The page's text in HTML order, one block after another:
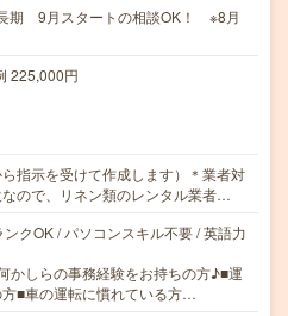
期 9月スタートの相談OK！ ※8月
225,000円
指示を受けて作成します）＊業者対
ので、リネン類のレンタル業者…
クOK / パソコンスキル不要 / 英語力
かしらの事務経験をお持ちの方♪■運
■車の運転に慣れている方…